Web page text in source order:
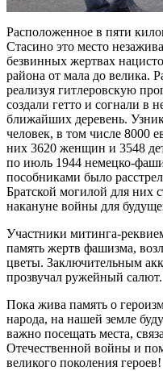
Расположенное в пяти
Стасино это место
безвинных жертвах
района от мала до велика.
реализуя гитлеровскую
создали гетто и согнали в
ближайших деревень.
человек, в том числе 8000
них 3620 женщин и 3548
по июль 1944 немецко-
пособниками было
Братской могилой для них
накануне войны для
Участники митинга-
память жертв фашизма,
цветы. Заключительным
прозвучал ружейный салют.
Пока жива память о
народа, на нашей земле
важно посещать места,
Отечественной войны и
великого поколения героев!